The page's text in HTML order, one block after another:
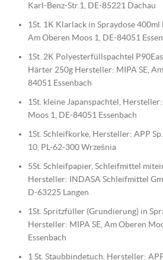
Karl-Benz-Str.1, DE-85221 Dachau
1St. 1K Klarlack in Spraydose
Am Oberen Moos 1, DE-84051
1St. 2K Polyesterfüllspachtel
Härter 250g Hersteller: MIPA SE,
84051 Essenbach
1St. kleine Japanspachtel,
Moos 1, DE-84051 Essenbach
1St. Schleifkorke, Hersteller: APP
10, PL-62-300 Września
5St. Schleifpapier, Schleifmittel
Hersteller: INDASA Schleifmittel
D-63225 Langen
1St. Spritzfüller (Grundierung) in
Hersteller: MIPA SE, Am Oberen
Essenbach
1 St. Staubbindetuch, Hersteller: